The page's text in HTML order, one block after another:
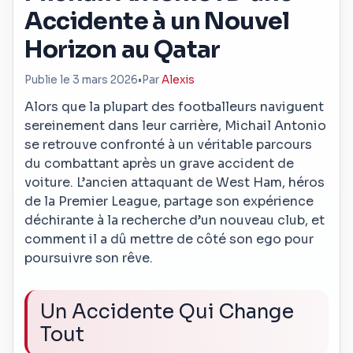
Accidente à un Nouvel
Horizon au Qatar
Publie le 3 mars 2026• ParAlexis
Alors que la plupart des footballeurs naviguent
sereinement dans leur carrière, Michail Antonio
se retrouve confronté à un véritable parcours
du combattant après un grave accident de
voiture. L’ancien attaquant de West Ham, héros
de la Premier League, partage son expérience
déchirante à la recherche d’un nouveau club, et
comment il a dû mettre de côté son ego pour
poursuivre son rêve.
Un Accidente Qui Change
Tout